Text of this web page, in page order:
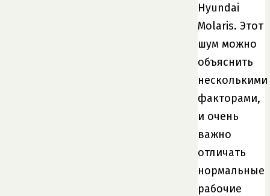
Hyundai
Molaris. Этот
шум можно
объяснить
несколькими
факторами,
и очень
важно
отличать
нормальные
рабочие